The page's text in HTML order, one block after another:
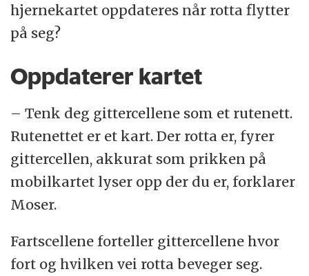
hjernekartet oppdateres når rotta flytter
på seg?
Oppdaterer kartet
– Tenk deg gittercellene som et rutenett.
Rutenettet er et kart. Der rotta er, fyrer
gittercellen, akkurat som prikken på
mobilkartet lyser opp der du er, forklarer
Moser.
Fartscellene forteller gittercellene hvor
fort og hvilken vei rotta beveger seg.